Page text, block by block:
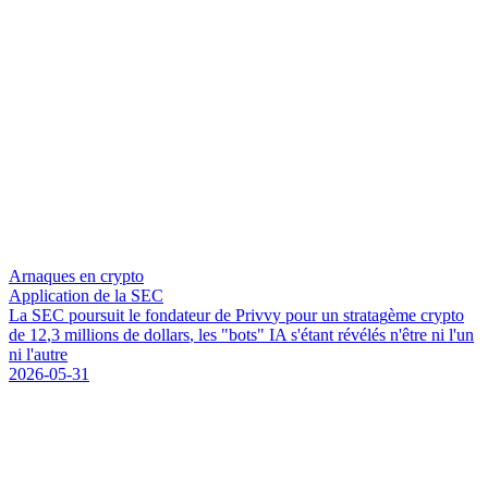
Arnaques en crypto
Application de la SEC
La SEC poursuit le fondateur de Privvy pour un stratagème crypto
de 1 2,3 millions de dollars, les "bots" IA s'étant révélés n'être ni l'un
ni l'autre
2026-05-31